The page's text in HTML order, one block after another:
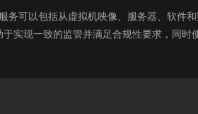
可以包括从虚拟机映像、服务器、软件
现一致的监管并满足合规性要求，同时